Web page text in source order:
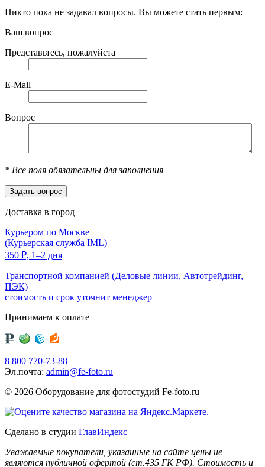
Никто пока не задавал вопросы. Вы можете стать первым:
Ваш вопрос
Представьтесь, пожалуйста
E-Mail
Вопрос
* Все поля обязательны для заполнения
Доставка в город
Курьером по Москве
(Курьерская служба IML)
350 ₽, 1–2 дня
Транспортной компанией (Деловые линии, Автотрейдинг,
ПЭК)
стоимость и срок уточнит менеджер
Принимаем к оплате
8 800 770-73-88
Эл.почта: admin@fe-foto.ru
© 2026 Оборудование для фотостудий Fe-foto.ru
Сделано в студии ГлавИндекс
Уважаемые покупатели, указанные на сайте цены не
являются публичной офертой (ст.435 ГК РФ). Стоимость и